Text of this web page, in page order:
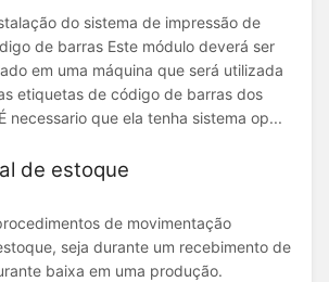
do sistema de impressão de
de barras Este módulo deverá ser
em uma máquina que será utilizada
etiquetas de código de barras dos
necessario que ela tenha sistema op...
de estoque
de movimentação
seja durante um recebimento de
baixa em uma produção.